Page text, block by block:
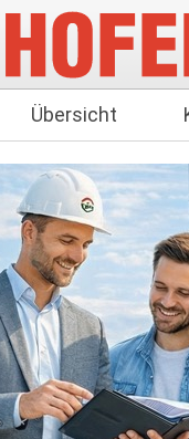
Übersicht